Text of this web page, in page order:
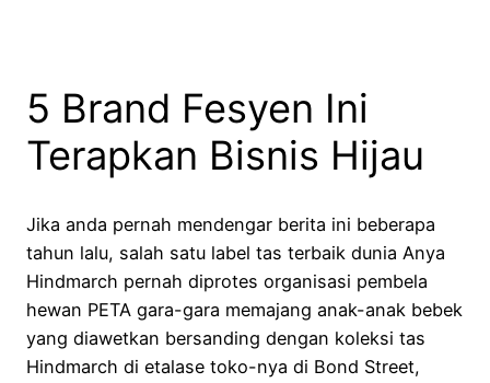
5 Brand Fesyen Ini
Terapkan Bisnis Hijau
Jika anda pernah mendengar berita ini beberapa
tahun lalu, salah satu label tas terbaik dunia Anya
Hindmarch pernah diprotes organisasi pembela
hewan PETA gara-gara memajang anak-anak bebek
yang diawetkan bersanding dengan koleksi tas
Hindmarch di etalase toko-nya di Bond Street,